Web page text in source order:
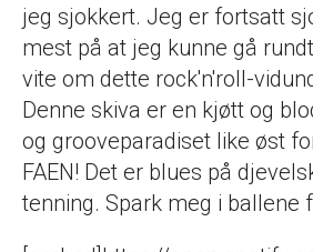
jeg sjokkert. Jeg er fortsatt
mest på at jeg kunne gå
vite om dette rock'n'roll-
Denne skiva er en kjøtt og
og grooveparadiset like øst
FAEN! Det er blues på
tenning. Spark meg i ballene